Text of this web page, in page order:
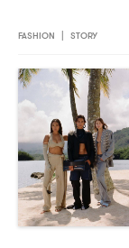
FASHION STORY